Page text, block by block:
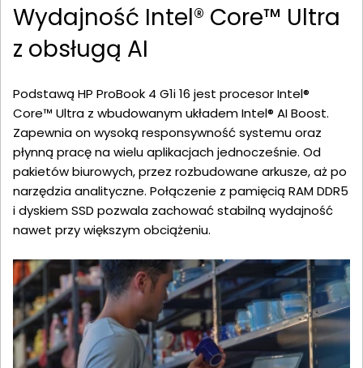
Wydajność Intel® Core™ Ultra
z obsługą AI
Podstawą HP ProBook 4 G1i 16 jest procesor Intel®
Core™ Ultra z wbudowanym układem Intel® AI Boost.
Zapewnia on wysoką responsywność systemu oraz
płynną pracę na wielu aplikacjach jednocześnie. Od
pakietów biurowych, przez rozbudowane arkusze, aż po
narzędzia analityczne. Połączenie z pamięcią RAM DDR5
i dyskiem SSD pozwala zachować stabilną wydajność
nawet przy większym obciążeniu.